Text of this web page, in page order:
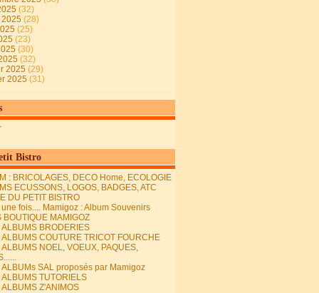
(32)
(28)
(25)
(23)
(30)
(32)
2025 (29)
2025 (31)
Bistro
: BRICOLAGES, DECO Home, ECOLOGIE
ECUSSONS, LOGOS, BADGES, ATC
DU PETIT BISTRO
fois.... Mamigoz : Album Souvenirs
BOUTIQUE MAMIGOZ
ALBUMS BRODERIES
ALBUMS COUTURE TRICOT FOURCHE
ALBUMS NOEL, VOEUX, PAQUES,
ALBUMs SAL proposés par Mamigoz
ALBUMS TUTORIELS
ALBUMS Z'ANIMOS